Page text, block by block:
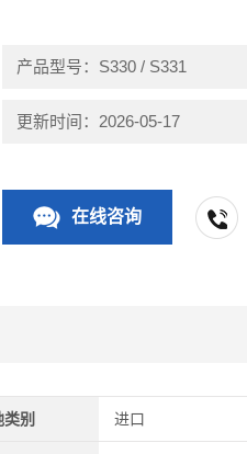
产品型号：S330 / S331
更新时间：2026-05-17
在线咨询
类别 进口